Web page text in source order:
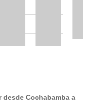
desde Cochabamba a